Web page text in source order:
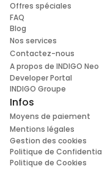
Offres spéciales
FAQ
Blog
Nos services
Contactez-nous
A propos de INDIGO Neo
Developer Portal
INDIGO Groupe
Infos
Moyens de paiement
Mentions légales
Gestion des cookies
Politique de
Politique de Cookies